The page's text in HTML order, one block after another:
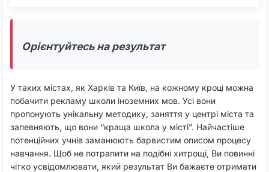
Орієнтуйтесь на результат
У таких містах, як Харків та Київ, на кожному кроці можна
побачити рекламу школи іноземних мов. Усі вони
пропонують унікальну методику, заняття у центрі міста та
запевняють, що вони “краща школа у місті”. Найчастіше
потенційних учнів заманюють барвистим описом процесу
навчання. Щоб не потрапити на подібні хитрощі, Ви повинні
чітко усвідомлювати, який результат Ви бажаєте отримати